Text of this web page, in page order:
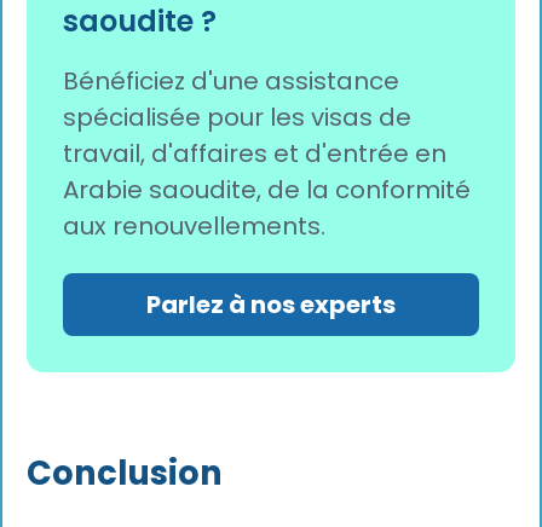
saoudite ?
Bénéficiez d'une assistance
spécialisée pour les visas de
travail, d'affaires et d'entrée en
Arabie saoudite, de la conformité
aux renouvellements.
Parlez à nos experts
Conclusion